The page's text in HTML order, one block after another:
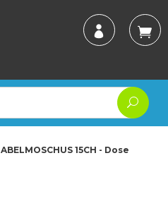
ABELMOSCHUS 15CH - Dose